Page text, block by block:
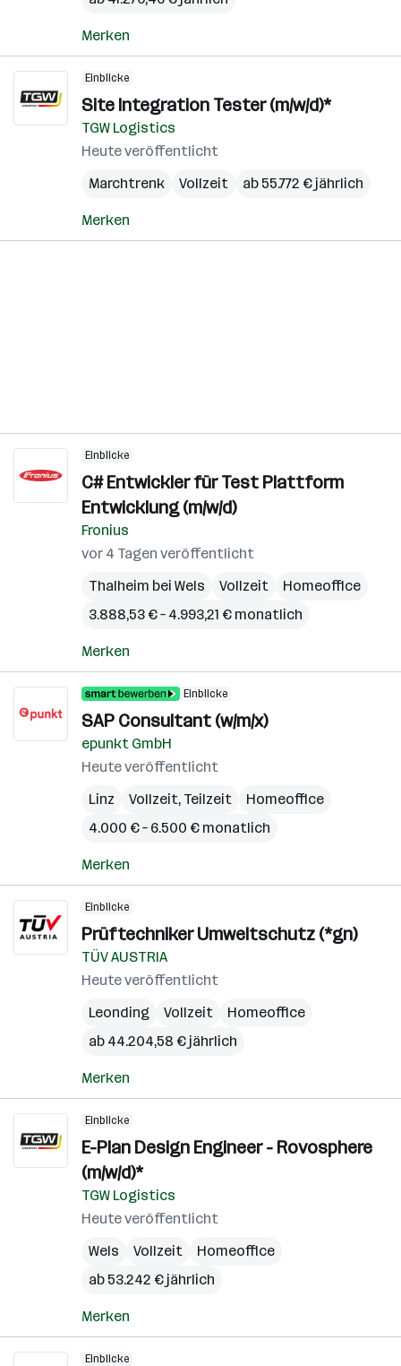
Merken
Einblicke
Site Integration Tester (m/w/d)*
TGW Logistics
Heute veröffentlicht
Marchtrenk
Vollzeit ab 55.772 € jährlich
Merken
Einblicke
C# Entwickler für Test Plattform
Entwicklung (m/w/d)
Fronius
vor 4 Tagen veröffentlicht
Thalheim bei Wels
Vollzeit
Homeoffice
3.888,53 € – 4.993,21 € monatlich
Merken
Einblicke
SAP Consultant (w/m/x)
epunkt GmbH
Heute veröffentlicht
Linz
Vollzeit, Teilzeit
Homeoffice
4.000 € – 6.500 € monatlich
Merken
Einblicke
Prüftechniker Umweltschutz (*gn)
TÜV AUSTRIA
Heute veröffentlicht
Leonding
Vollzeit
Homeoffice
ab 44.204,58 € jährlich
Merken
Einblicke
E-Plan Design Engineer - Rovosphere
(m/w/d)*
TGW Logistics
Heute veröffentlicht
Wels
Vollzeit
Homeoffice
ab 53.242 € jährlich
Merken
Einblicke